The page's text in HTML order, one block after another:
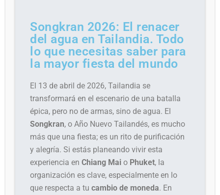
Songkran 2026: El renacer
del agua en Tailandia. Todo
lo que necesitas saber para
la mayor fiesta del mundo
El 13 de abril de 2026, Tailandia se
transformará en el escenario de una batalla
épica, pero no de armas, sino de agua. El
Songkran, o Año Nuevo Tailandés, es mucho
más que una fiesta; es un rito de purificación
y alegría. Si estás planeando vivir esta
experiencia enChiang Mai o Phuket, la
organización es clave, especialmente en lo
que respecta a tucambio de moneda. En